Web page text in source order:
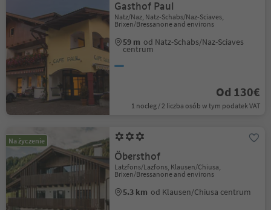
Gasthof Paul
Natz/Naz, Natz-Schabs/Naz-Sciaves,
Brixen/Bressanone and environs
59 m od Natz-Schabs/Naz-Sciaves
centrum
Od 130€
1 nocleg / 2 liczba osób w tym podatek VAT
Na życzenie
Öbersthof
Latzfons/Lazfons, Klausen/Chiusa,
Brixen/Bressanone and environs
5.3 km od Klausen/Chiusa centrum